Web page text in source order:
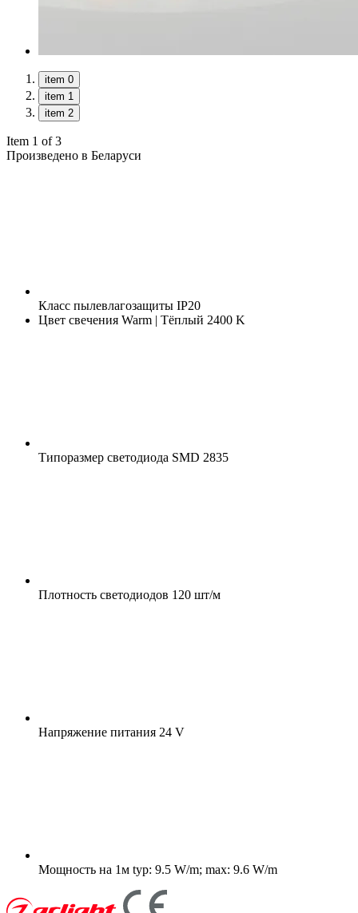
item 0
item 1
item 2
Item 1 of 3
Произведено в Беларуси
Класс пылевлагозащиты IP20
Цвет свечения Warm | Тёплый 2400 K
Типоразмер светодиода SMD 2835
Плотность светодиодов 120 шт/м
Напряжение питания 24 V
Мощность на 1м typ: 9.5 W/m; max: 9.6 W/m